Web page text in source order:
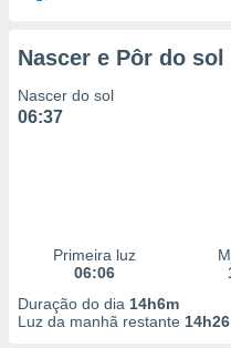
Nascer e Pôr do sol
Nascer do sol
06:37
Primeira luz
06:06
Duração do dia 14h6m
Luz da manhã restante